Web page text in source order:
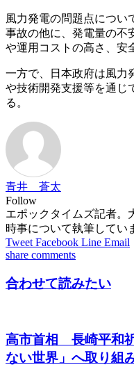
風力発電の問題点につい
事故の他に、発電量の不
や運用コストの高さ、安
一方で、日本政府は風力
や技術開発支援等を通じ
る。
青井 蒼太
Follow
エポックタイムズ記者。
時事について執筆してい
Tweet Facebook Line Email
share comments
合わせて読みたい
高市首相 長崎平和
ない世界」へ取り組